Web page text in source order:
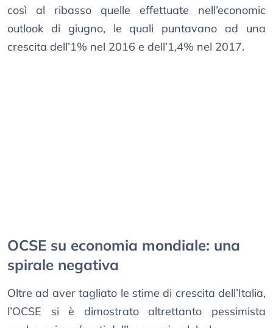
così al ribasso quelle effettuate nell’economic
outlook di giugno, le quali puntavano ad una
crescita dell’1% nel 2016 e dell’1,4% nel 2017.
OCSE su economia mondiale: una
spirale negativa
Oltre ad aver tagliato le stime di crescita dell’Italia,
l’OCSE si è dimostrato altrettanto pessimista